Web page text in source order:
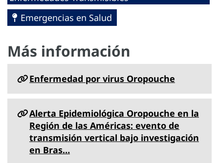
Emergencias en Salud
Más información
Enfermedad por virus Oropouche
Alerta Epidemiológica Oropouche en la
Región de las Américas: evento de
transmisión vertical bajo investigación
en Bras…